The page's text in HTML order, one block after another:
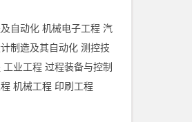
自动化 机械电子工程 汽
制造及其自动化 测控技
工业工程 过程装备与控制
机械工程 印刷工程